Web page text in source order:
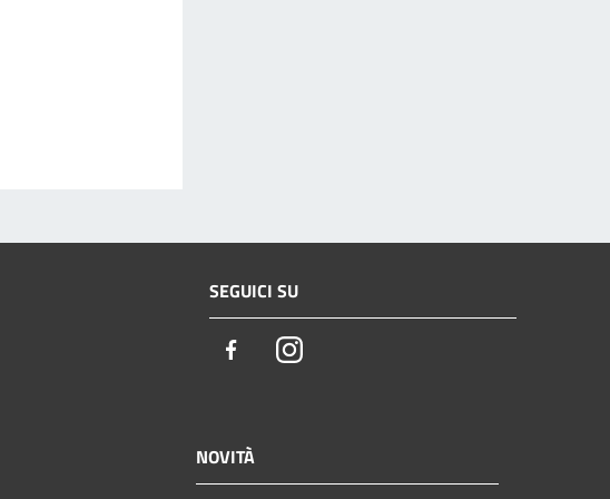
SEGUICI SU
FacebookInstagram
NOVITÀ